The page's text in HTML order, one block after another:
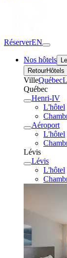
RéserverEN
Nos hôtels
RetourHôtels
VilleQuébec
Québec
Henri-IV
L'hôtel
Aéroport
L'hôtel
Lévis
Lévis
L'hôtel